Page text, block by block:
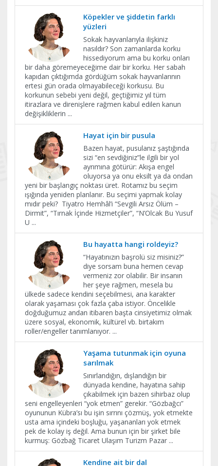
Köpekler ve şiddetin farklı
yüzleri
Sokak hayvanlarıyla ilişkiniz
nasıldır? Son zamanlarda korku
hissediyorum ama bu korku onları
bir daha göremeyeceğime dair bir korku. Her sabah
kapıdan çıktığımda gördüğüm sokak hayvanlarının
ertesi gün orada olmayabileceği korkusu. Bu
korkunun sebebi yeni değil, geçtiğimiz yıl tüm
itirazlara ve direnişlere rağmen kabul edilen kanun
değişikliklerin ...
​Hayat için bir pusula
Bazen hayat, pusulanız şaştığında
sizi “en sevdiğiniz”le ilgili bir yol
ayrımına götürür: Akışa engel
oluyorsa ya onu eksilt ya da ondan
yeni bir başlangıç noktası üret. Rotamız bu seçim
ışığında yeniden planlanır. Bu seçimi yapmak kolay
mıdır peki? Tiyatro Hemhâl’i “Sevgili Arsız Ölüm –
Dirmit”, “Tırnak İçinde Hizmetçiler”, “N’Olcak Bu Yusuf
U ...
Bu hayatta hangi roldeyiz?
“Hayatınızın başrolü siz misiniz?”
diye sorsam buna hemen cevap
vermeniz zor olabilir. Bir insanın
her şeye rağmen, mesela bu
ülkede sadece kendini seçebilmesi, ana karakter
olarak yaşaması çok fazla çaba istiyor. Öncelikle
doğduğumuz andan itibaren başta cinsiyetimiz olmak
üzere sosyal, ekonomik, kültürel vb. birtakım
roller/engeller tanımlanıyor. ...
Yaşama tutunmak için oyuna
sarılmak
Sınırlandığın, dışlandığın bir
dünyada kendine, hayatına sahip
çıkabilmek için bazen sihirbaz olup
seni engelleyenleri “yok etmen” gerekir. “Gözbağcı”
oyununun Kübra’sı bu işin sırrını çözmüş, yok etmekte
usta ama içindeki boşluğu, yaşananları yok etmek
pek de kolay iş değil. Ama bunun için bir şirket bile
kurmuş: Gözbağ Ticaret Ulaşım Turizm Pazar ...
​Kendine ait bir dal